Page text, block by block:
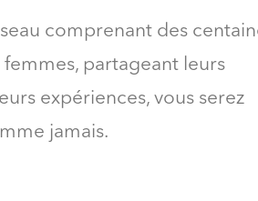
comprenant des
partageant leurs
expériences, vous serez
jamais.